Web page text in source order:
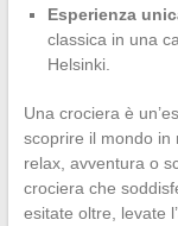
Esperienza
classica in una
Helsinki.
Una crociera è
scoprire il mondo in
relax, avventura o
crociera che
esitate oltre, levate